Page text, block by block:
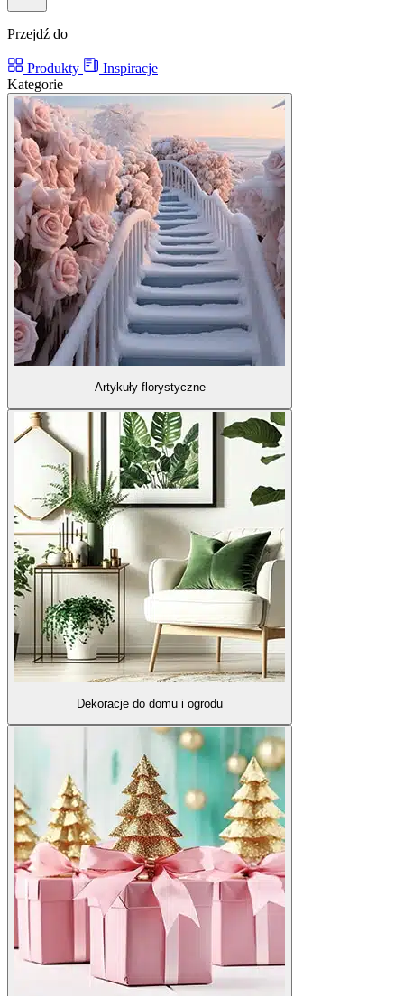
Przejdź do
Produkty
Inspiracje
Kategorie
Artykuły florystyczne
Dekoracje do domu i ogrodu